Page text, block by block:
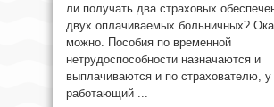
ли получать два страховых
двух оплачиваемых больничных?
можно. Пособия по временной
нетрудоспособности назначаются и
выплачиваются и по страхователю, у
работающий ...